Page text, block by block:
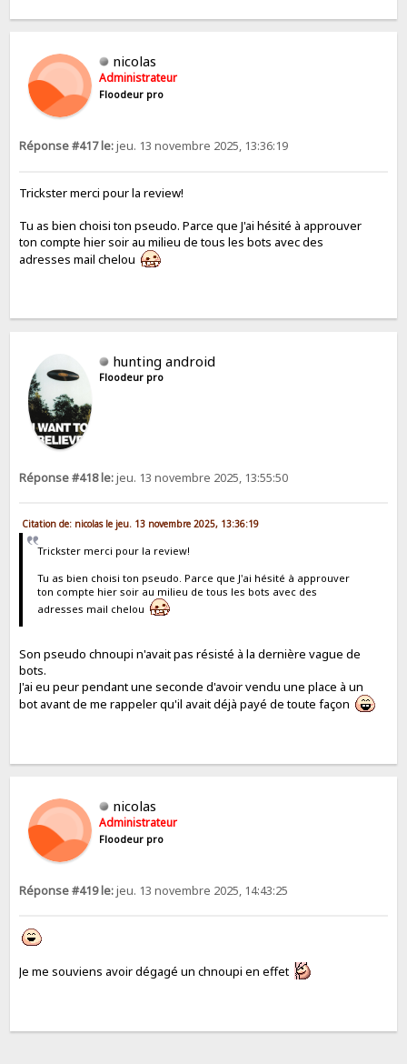
nicolas
Administrateur
Floodeur pro
Réponse #417 le:jeu. 13 novembre 2025, 13:36:19
Trickster merci pour la review!
Tu as bien choisi ton pseudo. Parce que J'ai hésité à approuver
ton compte hier soir au milieu de tous les bots avec des
adresses mail chelou
hunting android
Floodeur pro
Réponse #418 le:jeu. 13 novembre 2025, 13:55:50
Citation de: nicolas le jeu. 13 novembre 2025, 13:36:19
Trickster merci pour la review!
Tu as bien choisi ton pseudo. Parce que J'ai hésité à approuver
ton compte hier soir au milieu de tous les bots avec des
adresses mail chelou
Son pseudo chnoupi n'avait pas résisté à la dernière vague de
bots.
J'ai eu peur pendant une seconde d'avoir vendu une place à un
bot avant de me rappeler qu'il avait déjà payé de toute façon
nicolas
Administrateur
Floodeur pro
Réponse #419 le:jeu. 13 novembre 2025, 14:43:25
Je me souviens avoir dégagé un chnoupi en effet